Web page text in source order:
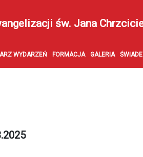
św. Jana
WYDARZEŃ FORMACJA GALERIA